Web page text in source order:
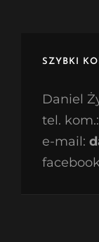
SZYBKI
Daniel
tel. kom.:
e-mail: